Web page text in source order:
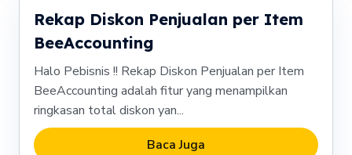
Rekap Diskon Penjualan per Item
BeeAccounting
Halo Pebisnis !! Rekap Diskon Penjualan per Item
BeeAccounting adalah fitur yang menampilkan
ringkasan total diskon yan...
Baca Juga